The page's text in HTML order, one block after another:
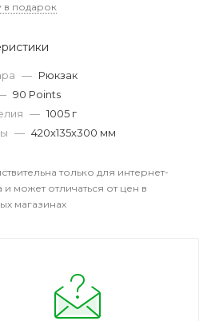
в подарок
— Рюкзак
90 Points
— 1005 г
— 420х135х300 мм
только для интернет-
и может отличаться от цен в
магазинах